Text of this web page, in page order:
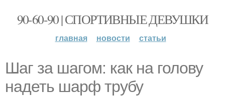
90-60-90 | СПОРТИВНЫЕ ДЕВУШКИ
главная новости статьи
Шаг за шагом: как на голову
надеть шарф трубу